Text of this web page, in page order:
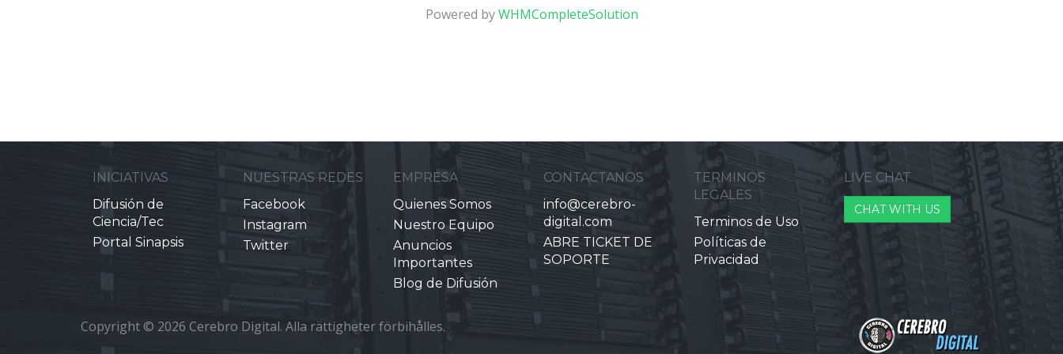
Powered byWHMCompleteSolution
INICIATIVAS
Difusión de
Ciencia/Tec
Portal Sinapsis
NUESTRAS REDES
Facebook
Instagram
Twitter
EMPRESA
Quienes Somos
Nuestro Equipo
Anuncios
Importantes
Blog de Difusión
CONTACTANOS
info@cerebro-
digital.com
ABRE TICKET DE
SOPORTE
TERMINOS
LEGALES
Terminos de Uso
Políticas de
Privacidad
LIVE CHAT
CHAT WITH US
Copyright © 2026 Cerebro Digital. Alla rättigheter förbihålles.